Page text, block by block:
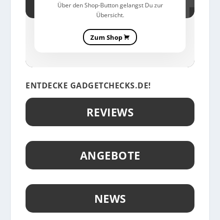
Über den Shop-Button gelangst Du zur
Übersicht.
Zum Shop
ENTDECKE GADGETCHECKS.DE!
REVIEWS
ANGEBOTE
NEWS